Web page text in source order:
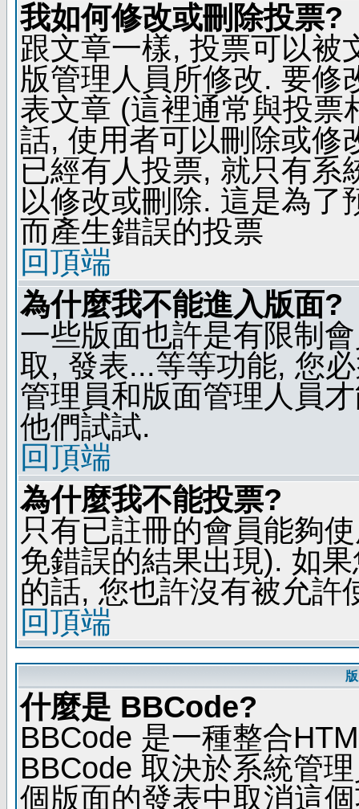
我如何修改或刪除投票?
跟文章一樣, 投票可以被
版管理人員所修改. 要修
表文章 (這裡通常與投票
話, 使用者可以刪除或修
已經有人投票, 就只有系
以修改或刪除. 這是為了
而產生錯誤的投票
回頂端
為什麼我不能進入版面?
一些版面也許是有限制
取, 發表...等等功能, 您
管理員和版面管理人員
他們試試.
回頂端
為什麼我不能投票?
只有已註冊的會員能夠
免錯誤的結果出現). 如
的話, 您也許沒有被允許
回頂端
什麼是 BBCode?
BBCode 是一種整合
BBCode 取決於系統管
個版面的發表中取消這